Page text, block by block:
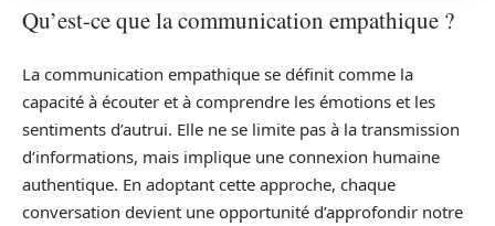
Qu’est-ce que la communication empathique ?
La communication empathique se définit comme la
capacité à écouter et à comprendre les émotions et les
sentiments d’autrui. Elle ne se limite pas à la transmission
d’informations, mais implique une connexion humaine
authentique. En adoptant cette approche, chaque
conversation devient une opportunité d’approfondir notre